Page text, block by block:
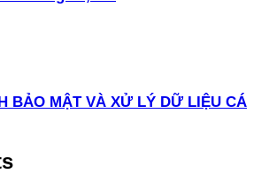
BẢO MẬT VÀ XỬ LÝ DỮ LIỆU CÁ